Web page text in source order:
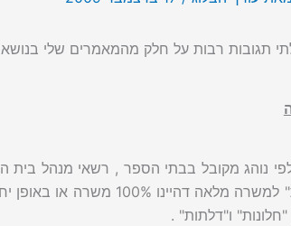
רבות על חלק מהמאמרים שלי בנושא אופק חדש
ושני "חלונות" למשרה
"חלונות" ו"דלתות" .